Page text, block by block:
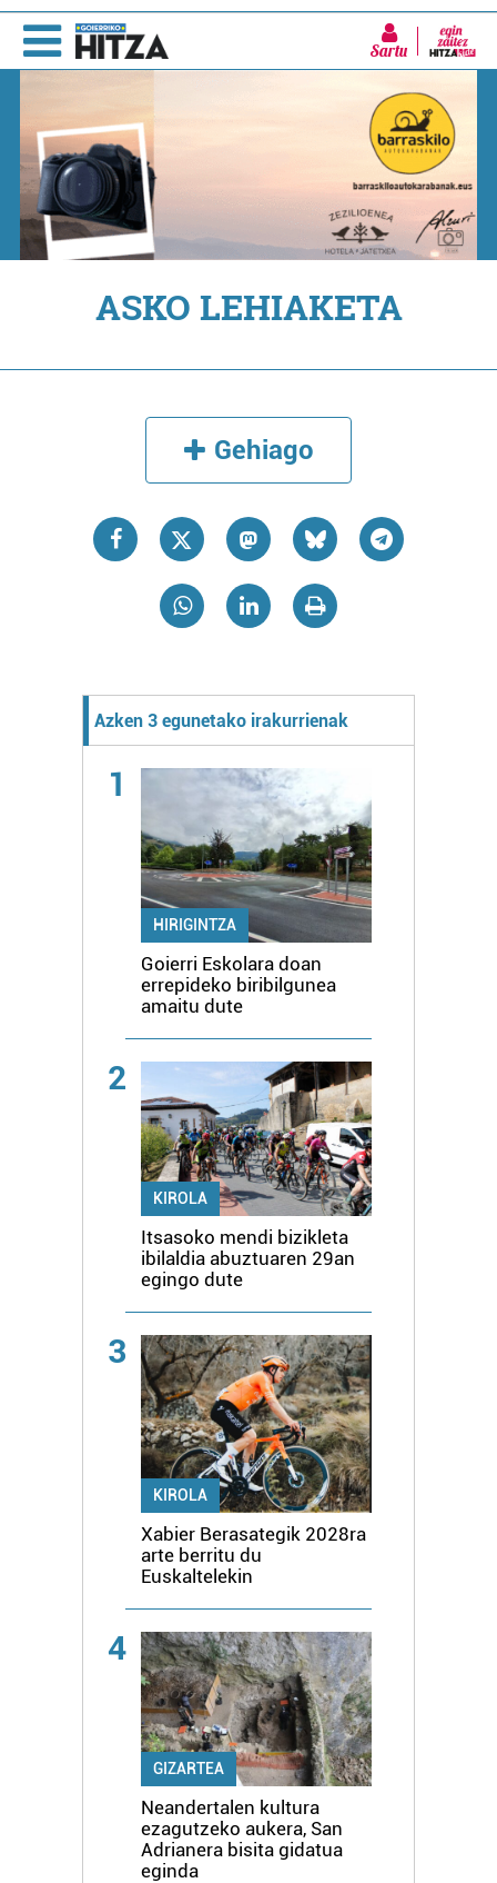
Sartu
ASKO LEHIAKETA
Gehiago
Azken 3 egunetako irakurrienak
1
HIRIGINTZA
Goierri Eskolara doan
errepideko biribilgunea
amaitu dute
2
KIROLA
Itsasoko mendi bizikleta
ibilaldia abuztuaren 29an
egingo dute
3
KIROLA
Xabier Berasategik 2028ra
arte berritu du
Euskaltelekin
4
GIZARTEA
Neandertalen kultura
ezagutzeko aukera, San
Adrianera bisita gidatua
eginda